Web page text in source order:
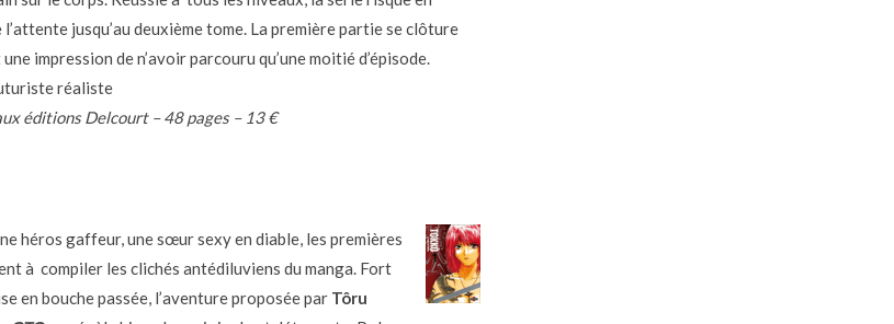
jusqu’au deuxième tome. La première partie se clôture
impression de n’avoir parcouru qu’une moitié d’épisode.
réaliste
éditions Delcourt – 48 pages – 13 €
héros gaffeur, une sœur sexy en diable, les premières
à compiler les clichés antédiluviens du manga. Fort
en bouche passée, l’aventure proposée par Tôru